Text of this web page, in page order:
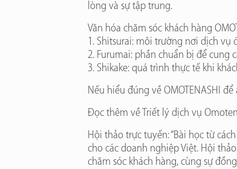
lòng và sự tập trung.
Văn hóa chăm sóc khách hàng
1. Shitsurai: môi trường nơi dịch vụ
2. Furumai: phần chuẩn bị để cung
3. Shikake: quá trình thực tế khi
Nếu hiểu đúng về OMOTENASHI
Đọc thêm về Triết lý dịch vụ
Hội thảo trực tuyến: “Bài học từ
cho các doanh nghiệp Việt. Hội
chăm sóc khách hàng, cùng sự